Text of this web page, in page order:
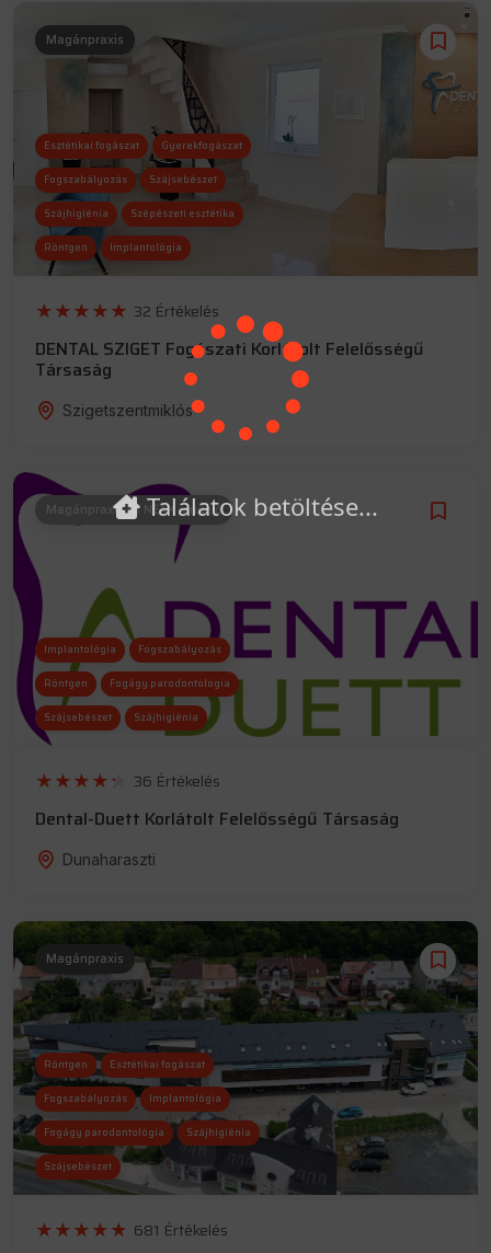
Magánpraxis
Esztétikai fogászat Gyerekfogászat
Fogszabályozás Szájsebészet
Szájhigiénia Szépészeti esztétika
Röntgen Implantológia
32 Értékelés
DENTAL SZIGET Fogászati Korlátolt Felelősségű
Társaság
Szigetszentmiklós
Magánpraxis és NEAK rendelő
Implantológia Fogszabályozás
Röntgen Fogágy parodontológia
Szájsebészet Szájhigiénia
36 Értékelés
Dental-Duett Korlátolt Felelősségű Társaság
Dunaharaszti
Magánpraxis
Röntgen Esztétikai fogászat
Fogszabályozás Implantológia
Fogágy parodontológia Szájhigiénia
Szájsebészet
681 Értékelés
Találatok betöltése...